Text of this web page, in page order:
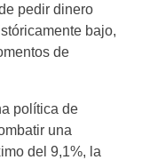
pedir dinero
bajo,
de
política de
una
del 9,1%, la